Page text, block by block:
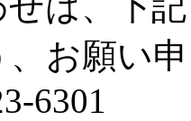
お願い
6301